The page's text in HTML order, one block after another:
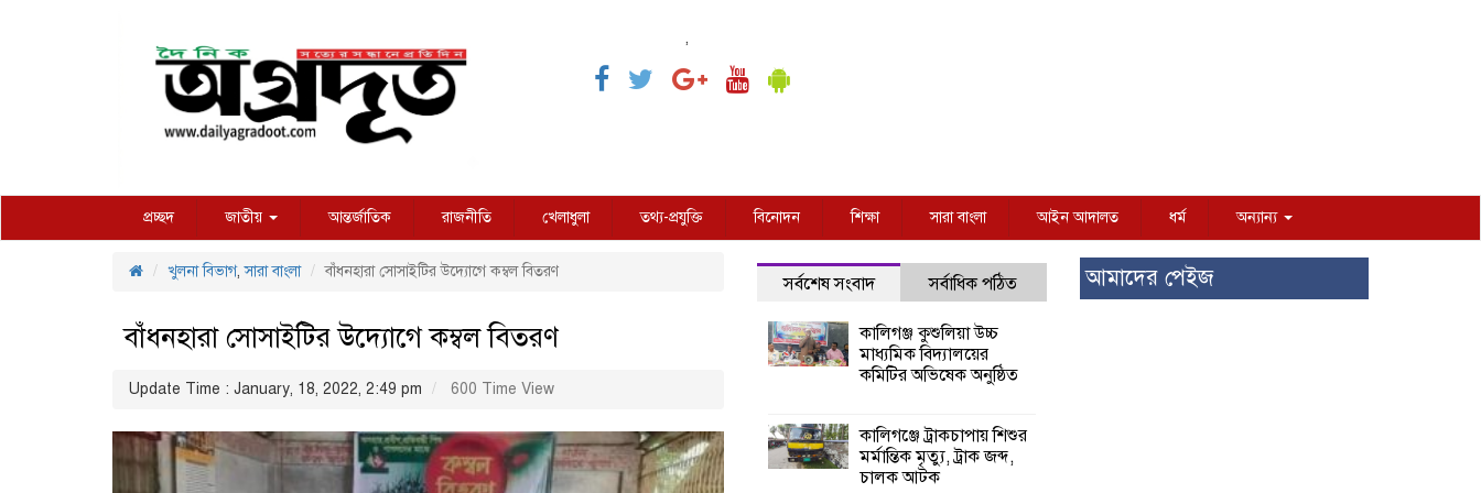
,
প্রচ্ছদ জাতীয় আন্তর্জাতিক রাজনীতি খেলাধুলা তথ্য-প্রযুক্তি বিনোদন শিক্ষা সারা বাংলা আইন আদালত ধর্ম অন্যান্য
খুলনা বিভাগ,সারা বাংলা বাঁধনহারা সোসাইটির উদ্যোগে কম্বল বিতরণ
বাঁধনহারা সোসাইটির উদ্যোগে কম্বল বিতরণ
Update Time : January, 18, 2022, 2:49 pm 600 Time View
সর্বশেষ সংবাদ সর্বাধিক পঠিত
কালিগঞ্জ কুশুলিয়া উচ্চ
মাধ্যমিক বিদ্যালয়ের
কমিটির অভিষেক অনুষ্ঠিত
কালিগঞ্জে ট্রাকচাপায় শিশুর
মর্মান্তিক মৃত্যু, ট্রাক জব্দ,
চালক আটক
আমাদের পেইজ